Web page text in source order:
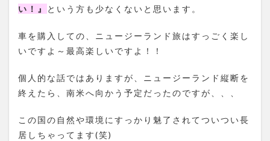
い！』
という方も少なくないと思います。
車を購入しての、ニュージーランド旅はすっごく楽し
いですよ～最高楽しいですよ！！
個人的な話ではありますが、ニュージーランド縦断を
終えたら、南米へ向かう予定だったのですが、、、
この国の自然や環境にすっかり魅了されてついつい長
居しちゃってます(笑)